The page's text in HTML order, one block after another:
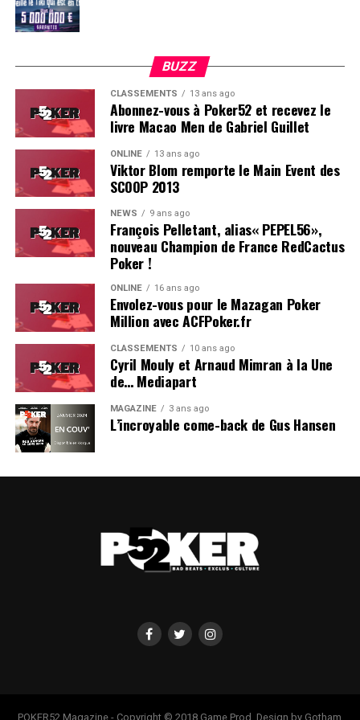
Soleau à gauche, sorti par Logghe au centre
BUZZ
CLASSEMENTS 13 ans ago
Abonnez-vous à Poker52 et recevez le
livre Macao Men de Gabriel Guillet
ONLINE 13 ans ago
Viktor Blom remporte le Main Event des
SCOOP 2013
NEWS 9 ans ago
François Pelletant, alias« PEPEL56»,
nouveau Champion de France RedCactus
Poker !
ONLINE 16 ans ago
Envolez-vous pour le Mazagan Poker
Million avec ACFPoker.fr
CLASSEMENTS 10 ans ago
Cyril Mouly et Arnaud Mimran à la Une
de… Mediapart
MAGAZINE 3 ans ago
L’incroyable come-back de Gus Hansen
POKER52 Magazine - Copyright © 2018 Game Prod. Design by Gotham